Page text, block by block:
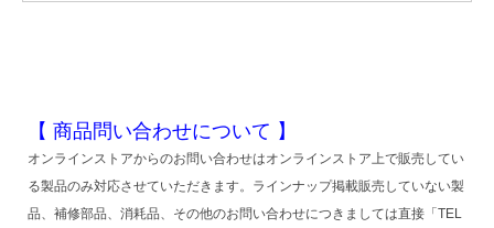
【 商品問い合わせについて 】
オンラインストアからのお問い合わせはオンラインストア上で販売してい
る製品のみ対応させていただきます。ラインナップ掲載販売していない製
品、補修部品、消耗品、その他のお問い合わせにつきましては直接「TEL